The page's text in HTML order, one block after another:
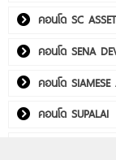
คอนโด SC ASSET
คอนโด SENA
คอนโด SIAMESE
คอนโด SUPALAI